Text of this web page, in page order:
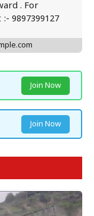
. For
9897399127
Join Now
Join Now